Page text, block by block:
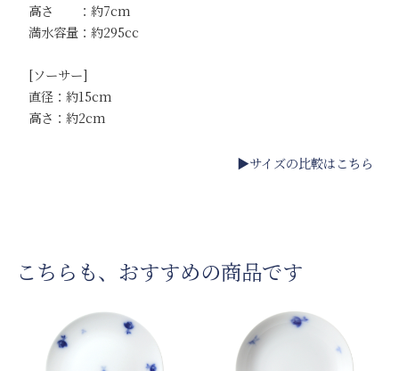
高さ ：約7cm
満水容量：約295cc
[ソーサー]
直径：約15cm
高さ：約2cm
▶サイズの比較はこちら
こちらも、おすすめの商品です